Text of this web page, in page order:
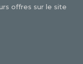
offres sur le site